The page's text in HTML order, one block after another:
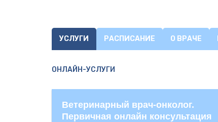
УСЛУГИ РАСПИСАНИЕ О ВРАЧЕ
ОНЛАЙН-УСЛУГИ
Ветеринарный врач-онколог.
Первичная онлайн консультация